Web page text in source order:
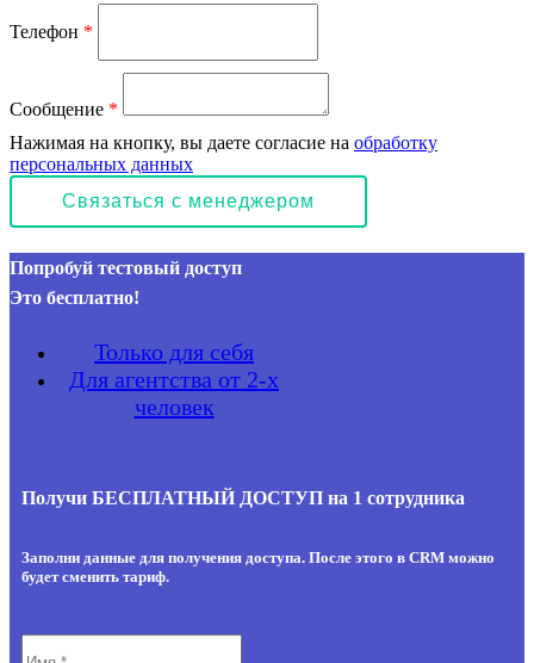
Телефон *
Сообщение *
Нажимая на кнопку, вы даете согласие на обработку
персональных данных
Попробуй тестовый доступ
Это бесплатно!
Только для себя
Для агентства от 2-х
человек
Получи БЕСПЛАТНЫЙ ДОСТУП на 1 сотрудника
Заполни данные для получения доступа. После этого в CRM можно
будет сменить тариф.